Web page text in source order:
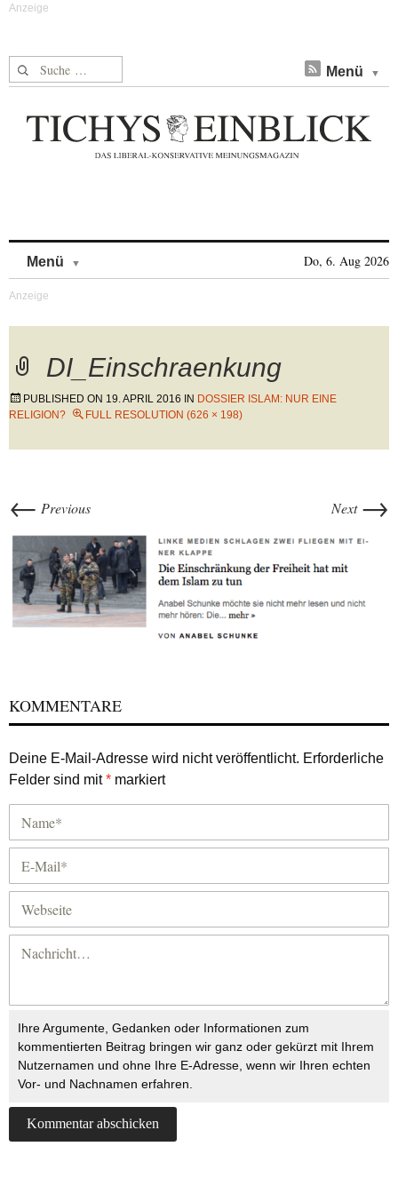
Suche nach: Menü
Menü Do, 6. Aug 2026
DI_Einschraenkung
PUBLISHED ON 19. APRIL 2016 IN DOSSIER ISLAM: NUR EINE
RELIGION?
FULL RESOLUTION (626 × 198)
← Previous Next →
KOMMENTARE
Deine E-Mail-Adresse wird nicht veröffentlicht. Erforderliche
Felder sind mit* markiert
Ihre Argumente, Gedanken oder Informationen zum
kommentierten Beitrag bringen wir ganz oder gekürzt mit Ihrem
Nutzernamen und ohne Ihre E-Adresse, wenn wir Ihren echten
Vor- und Nachnamen erfahren.